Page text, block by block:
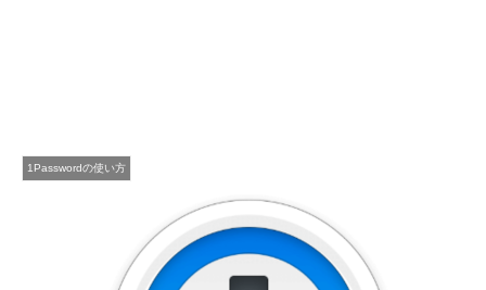
1Passwordの使い方